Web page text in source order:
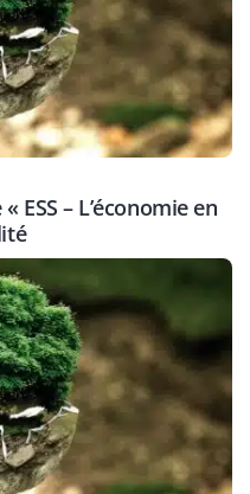
ESS – L’économie en